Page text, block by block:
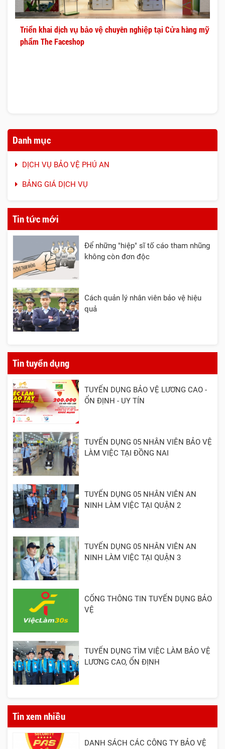
Triển khai dịch vụ bảo vệ chuyên nghiệp tại Cửa hàng mỹ
phẩm The Faceshop
Danh mục
DỊCH VỤ BẢO VỆ PHÚ AN
BẢNG GIÁ DỊCH VỤ
Tin tức mới
Để những "hiệp" sĩ tố cáo tham nhũng
không còn đơn độc
Cách quản lý nhân viên bảo vệ hiệu
quả
Tin tuyển dụng
TUYỂN DỤNG BẢO VỆ LƯƠNG CAO -
ỔN ĐỊNH - UY TÍN
TUYỂN DỤNG 05 NHÂN VIÊN BẢO VỆ
LÀM VIỆC TẠI ĐỒNG NAI
TUYỂN DỤNG 05 NHÂN VIÊN AN
NINH LÀM VIỆC TẠI QUẬN 2
TUYỂN DỤNG 05 NHÂN VIÊN AN
NINH LÀM VIỆC TẠI QUẬN 3
CỔNG THÔNG TIN TUYỂN DỤNG BẢO
VỆ
TUYỂN DỤNG TÌM VIỆC LÀM BẢO VỆ
LƯƠNG CAO, ỔN ĐỊNH
Tin xem nhiều
DANH SÁCH CÁC CÔNG TY BẢO VỆ